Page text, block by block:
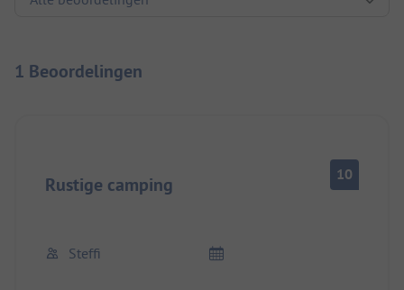
1 Beoordelingen
Rustige camping 10
Steffi